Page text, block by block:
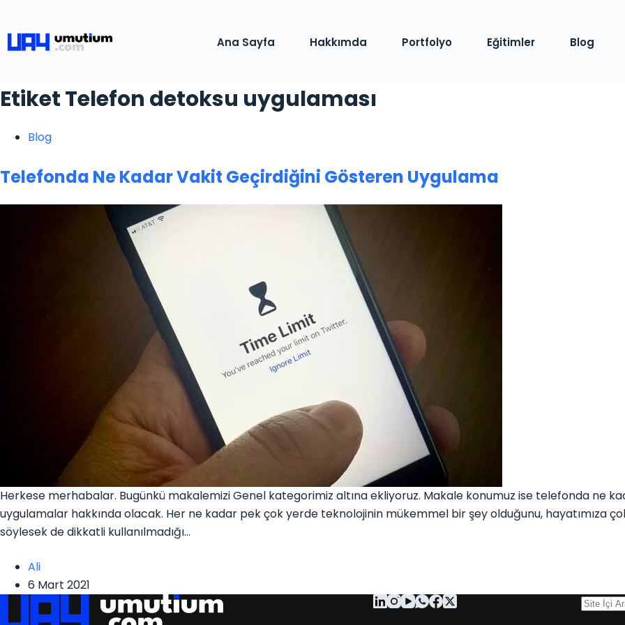
Ana Sayfa Hakkımda Portfolyo Eğitimler Blog
EtiketTelefon detoksu uygulaması
Blog
Telefonda Ne Kadar Vakit Geçirdiğini Gösteren Uygulama
Herkese merhabalar. Bugünkü makalemizi Genel kategorimiz altına ekliyoruz. Makale konumuz ise telefonda ne
uygulamalar hakkında olacak. Her ne kadar pek çok yerde teknolojinin mükemmel bir şey olduğunu, hayatımıza
söylesek de dikkatli kullanılmadığı…
Ali
6 Mart 2021